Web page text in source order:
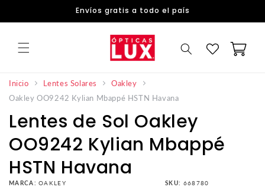
Envíos gratis a todo el país
Carrito
Inicio Lentes Solares Oakley
Oakley OO9242 Kylian Mbappé HSTN Havana
Lentes de Sol Oakley
OO9242 Kylian Mbappé
HSTN Havana
MARCA:OAKLEY SKU: 668780